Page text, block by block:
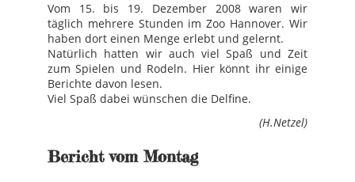
Vom 15. bis 19. Dezember 2008 waren wir
täglich mehrere Stunden im Zoo Hannover. Wir
haben dort einen Menge erlebt und gelernt.
Natürlich hatten wir auch viel Spaß und Zeit
zum Spielen und Rodeln. Hier könnt ihr einige
Berichte davon lesen.
Viel Spaß dabei wünschen die Delfine.
(H.Netzel)
Bericht vom Montag